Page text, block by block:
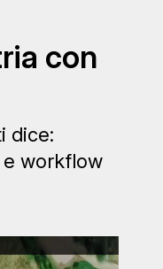
con
dice:
workflow